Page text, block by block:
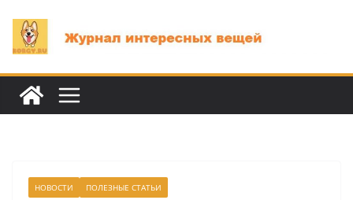
содержимому
НОВОСТИ ПОЛЕЗНЫЕ СТАТЬИ